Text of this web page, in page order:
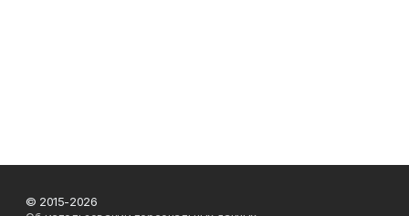
© 2015-2026